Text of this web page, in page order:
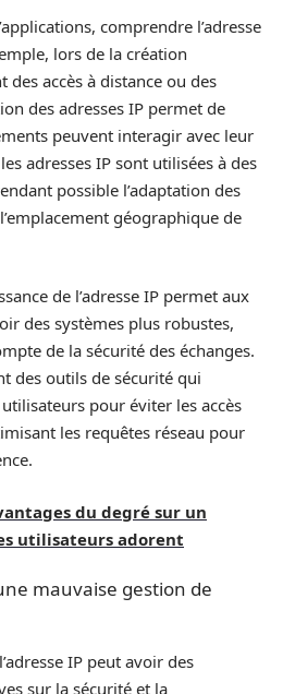
comprendre l’adresse
lors de la création
des accès à distance ou des
des adresses IP permet de
peuvent interagir avec leur
adresses IP sont utilisées à des
possible l’adaptation des
géographique de
de l’adresse IP permet aux
des systèmes plus robustes,
de la sécurité des échanges.
des outils de sécurité qui
pour éviter les accès
les requêtes réseau pour
du degré sur un
utilisateurs adorent
mauvaise gestion de
IP peut avoir des
sur la sécurité et la